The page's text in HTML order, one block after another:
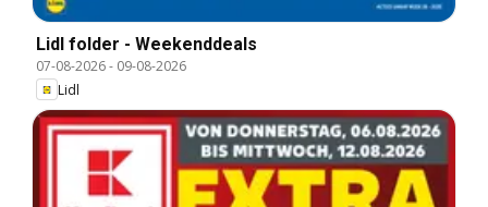
Lidl folder - Weekenddeals
07-08-2026- 09-08-2026
Lidl